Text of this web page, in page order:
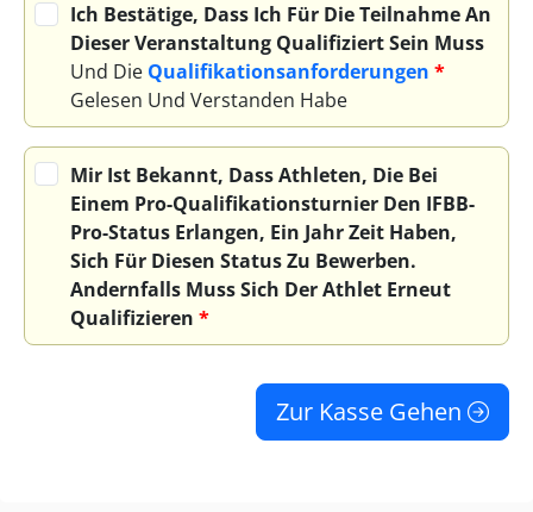
Ich Bestätige, Dass Ich Für Die Teilnahme An
Dieser Veranstaltung Qualifiziert Sein Muss
Und Die Qualifikationsanforderungen *
Gelesen Und Verstanden Habe
Mir Ist Bekannt, Dass Athleten, Die Bei
Einem Pro-Qualifikationsturnier Den IFBB-
Pro-Status Erlangen, Ein Jahr Zeit Haben,
Sich Für Diesen Status Zu Bewerben.
Andernfalls Muss Sich Der Athlet Erneut
Qualifizieren *
Zur Kasse Gehen